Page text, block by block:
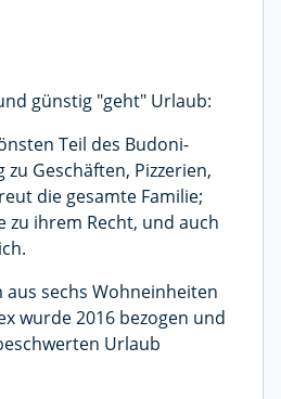
günstig "geht" Urlaub:
Teil des Budoni-
Geschäften, Pizzerien,
die gesamte Familie;
zu ihrem Recht, und auch
sechs Wohneinheiten
wurde 2016 bezogen und
Urlaub